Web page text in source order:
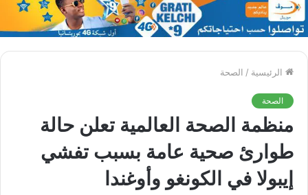
الرئيسية / الصحة
الصحة
منظمة الصحة العالمية تعلن حالة
طوارئ صحية عامة بسبب تفشي
إيبولا في الكونغو وأوغندا